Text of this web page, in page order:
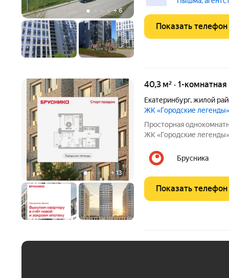
+6
Параметры: -Общая
Показать телефон
+13
40,3 м² · 1-
Екатеринбург,жилой
ЖК «Городские легенды»
Просторная
ЖК «Городские
Все окна выходят на
Брусника
Показать телефон